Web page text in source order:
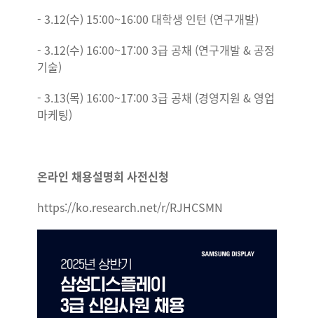
- 3.12(수) 15:00~16:00 대학생 인턴 (연구개발)
- 3.12(수) 16:00~17:00 3급 공채 (연구개발 & 공정
기술)
- 3.13(목) 16:00~17:00 3급 공채 (경영지원 & 영업
마케팅)
온라인 채용설명회 사전신청
https://ko.research.net/r/RJHCSMN